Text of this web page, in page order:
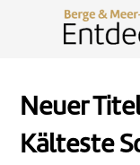
Neuer
Kälteste